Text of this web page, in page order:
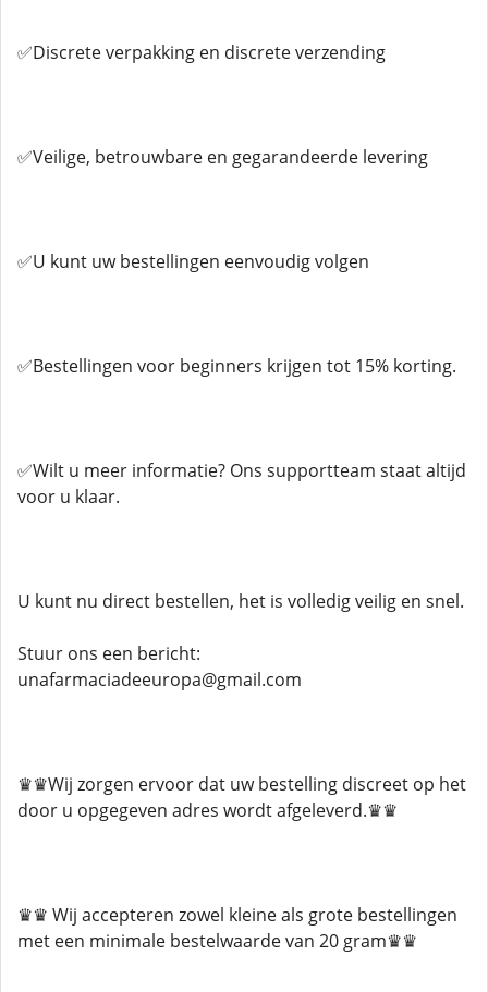
✅Discrete verpakking en discrete verzending
✅Veilige, betrouwbare en gegarandeerde levering
✅U kunt uw bestellingen eenvoudig volgen
✅Bestellingen voor beginners krijgen tot 15% korting.
✅Wilt u meer informatie? Ons supportteam staat altijd
voor u klaar.
U kunt nu direct bestellen, het is volledig veilig en snel.
Stuur ons een bericht:
unafarmaciadeeuropa@gmail.com
♛♛Wij zorgen ervoor dat uw bestelling discreet op het
door u opgegeven adres wordt afgeleverd.♛♛
♛♛ Wij accepteren zowel kleine als grote bestellingen
met een minimale bestelwaarde van 20 gram♛♛